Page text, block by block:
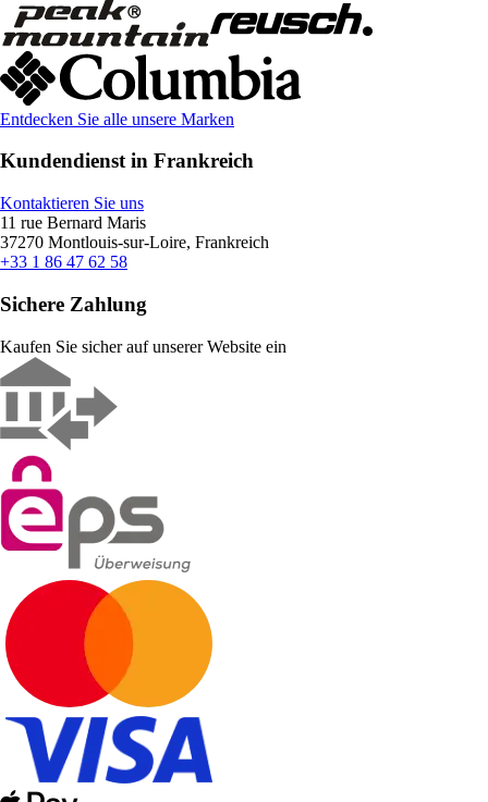
Entdecken Sie alle unsere Marken
Kundendienst in Frankreich
Kontaktieren Sie uns
11 rue Bernard Maris
37270 Montlouis-sur-Loire, Frankreich
+33 1 86 47 62 58
Sichere Zahlung
Kaufen Sie sicher auf unserer Website ein